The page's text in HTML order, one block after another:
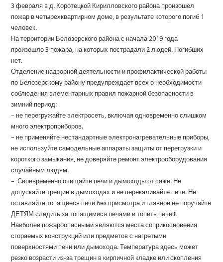
3 февраля в д. Коротецкой Кирилловского района произошел
пожар в четырехквартирном доме, в результате которого погиб 1
человек.
На территории Белозерского района с начала 2019 года
произошло 3 пожара, на которых пострадали 2 людей. Погибших
нет.
Отделение надзорной деятельности и профилактической работы
по Белозерскому району предупреждает всех о необходимости
соблюдения элементарных правил пожарной безопасности в
зимний период:
– не перегружайте электросеть, включая одновременно слишком
много электроприборов.
– не применяйте нестандартные электронагревательные приборы,
не используйте самодельные аппараты защиты от перегрузки и
короткого замыкания, не доверяйте ремонт электрооборудования
случайным людям.
– Своевременно очищайте печи и дымоходы от сажи. Не
допускайте трещин в дымоходах и не перекаливайте печи. Не
оставляйте топящиеся печи без присмотра и главное не поручайте
ДЕТЯМ следить за топящимися печами и топить печи!!!
Наиболее пожароопасными являются места соприкосновения
сгораемых конструкций или предметов с нагретыми
поверхностями печи или дымохода. Температура здесь может
резко возрасти из-за трещин в кирпичной кладке или скопления